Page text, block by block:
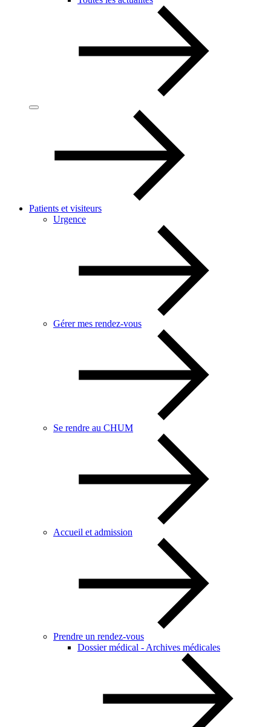
Patients et visiteurs
Urgence
Gérer mes rendez-vous
Se rendre au CHUM
Accueil et admission
Prendre un rendez-vous
Dossier médical - Archives médicales